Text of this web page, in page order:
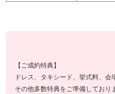
【ご成約特典】
ドレス、タキシード、挙式料、会
その他多数特典をご準備しており